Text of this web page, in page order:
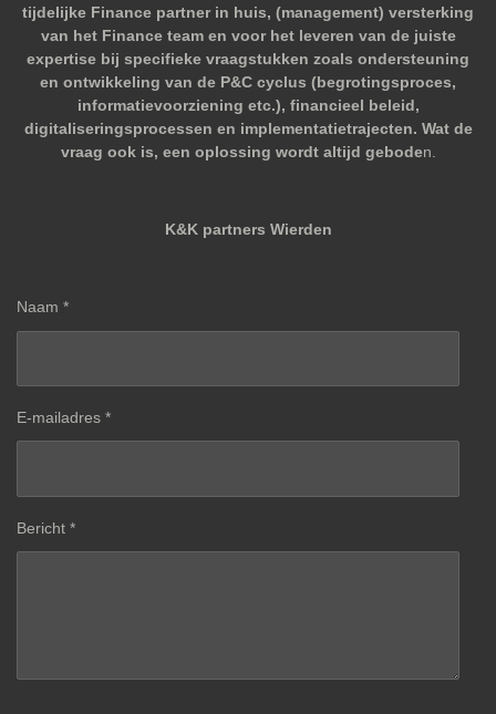
tijdelijke Finance partner in huis, (management) versterking
van het Finance team en voor het leveren van de juiste
expertise bij specifieke vraagstukken zoals ondersteuning
en ontwikkeling van de P&C cyclus (begrotingsproces,
informatievoorziening etc.), financieel beleid,
digitaliseringsprocessen en implementatietrajecten. Wat de
vraag ook is, een oplossing wordt altijd geboden.
K&K partners Wierden
Naam *
E-mailadres *
Bericht *